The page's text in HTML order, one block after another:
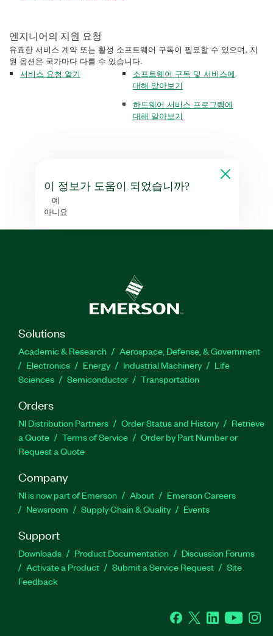
엔지니어의 지원 요청
유효한 서비스 계약 또는 활성 소프트웨어 구독이 필요할 수 있으며, 지
원 옵션은 국가마다 다를 수 있습니다.
서비스 요청 열기
소프트웨어 구독 및 서비스에
대해 알아보기
하드웨어 서비스 프로그램에
대해 알아보기
이 정보가 도움이 되었습니까?
예
아니요
Solutions
Academic & Research
Aerospace, Defense, & Government
Electronics
Energy Industrial Machinery
Life
Sciences
Semiconductor Transportation
Orders
NI Distribution Partners Order Status and History
Retrieve
a Quote
Terms of Service
Order by Part Number or
Request a Quote
Company
NI is now part of Emerson About
Emerson Careers
Newsroom
Supply Chain & Quality Events
Support
Downloads Product Documentation
Discussion Forums
Activate a Product
Submit a Service Request
Site
Feedback
Facebook
Twitter LinkedInYouTube